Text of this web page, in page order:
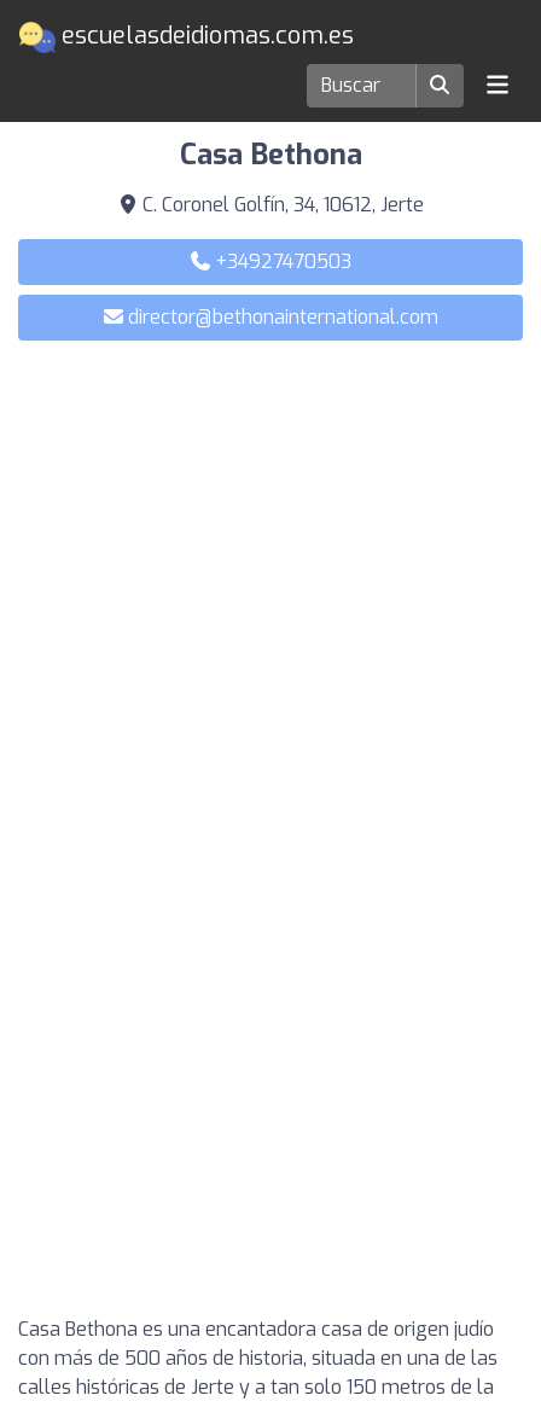
escuelasdeidiomas.com.es
Escuelas de idiomas en Jerte
Casa Bethona
C. Coronel Golfín, 34, 10612, Jerte
+34927470503
director@bethonainternational.com
Casa Bethona es una encantadora casa de origen judío
con más de 500 años de historia, situada en una de las
calles históricas de Jerte y a tan solo 150 metros de la